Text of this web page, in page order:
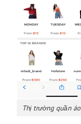
Thị trường quần